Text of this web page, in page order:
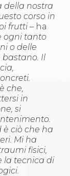
della nostra
corso in
frutti – ha
ogni tanto
o delle
bastano. Il
che,
in
si
è ciò che ha
Mi ha
fisici,
la tecnica di